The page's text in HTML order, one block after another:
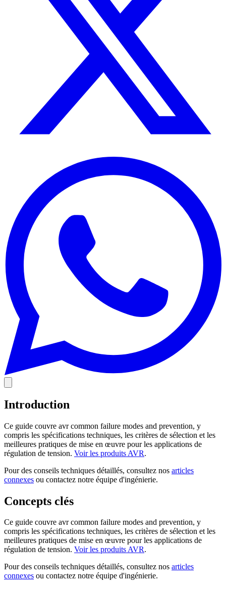
Introduction
Ce guide couvre avr common failure modes and prevention, y
compris les spécifications techniques, les critères de sélection et les
meilleures pratiques de mise en œuvre pour les applications de
régulation de tension. Voir les produits AVR.
Pour des conseils techniques détaillés, consultez nos articles
connexes ou contactez notre équipe d'ingénierie.
Concepts clés
Ce guide couvre avr common failure modes and prevention, y
compris les spécifications techniques, les critères de sélection et les
meilleures pratiques de mise en œuvre pour les applications de
régulation de tension. Voir les produits AVR.
Pour des conseils techniques détaillés, consultez nos articles
connexes ou contactez notre équipe d'ingénierie.